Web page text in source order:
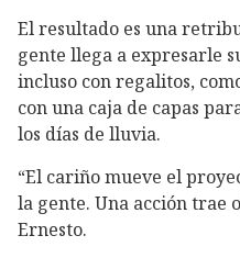
El resultado es una
gente llega a expresarle
incluso con regalitos,
con una caja de capas
los días de lluvia.
“El cariño mueve el
la gente. Una acción trae
Ernesto.